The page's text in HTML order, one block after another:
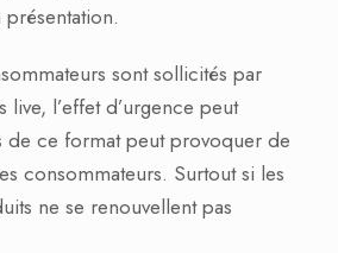
sont sollicités par
live, l’effet d’urgence peut
de ce format peut provoquer de
consommateurs. Surtout si les
ne se renouvellent pas